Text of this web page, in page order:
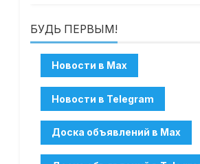
БУДЬ ПЕРВЫМ!